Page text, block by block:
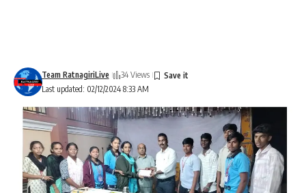
Last updated: 02/12/2024 8:33 AM
Team RatnagiriLive 34 Views